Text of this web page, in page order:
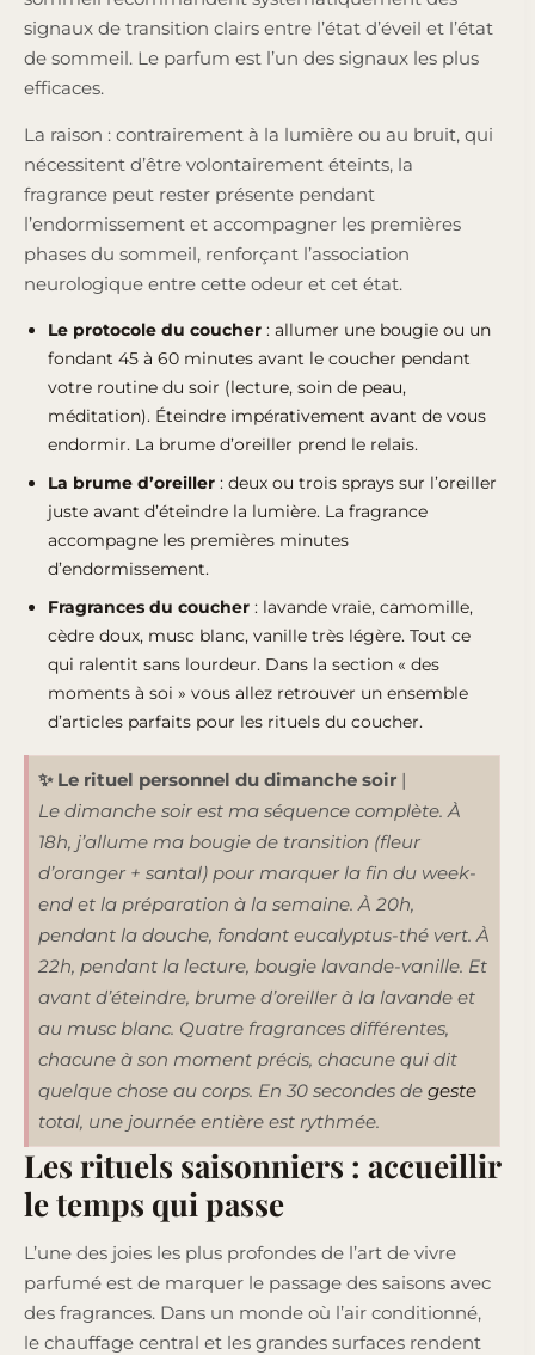
signaux de transition clairs entre l’état d’éveil et l’état
de sommeil. Le parfum est l’un des signaux les plus
efficaces.
La raison : contrairement à la lumière ou au bruit, qui
nécessitent d’être volontairement éteints, la
fragrance peut rester présente pendant
l’endormissement et accompagner les premières
phases du sommeil, renforçant l’association
neurologique entre cette odeur et cet état.
Le protocole du coucher : allumer une bougie ou un
fondant 45 à 60 minutes avant le coucher pendant
votre routine du soir (lecture, soin de peau,
méditation). Éteindre impérativement avant de vous
endormir. La brume d’oreiller prend le relais.
La brume d’oreiller : deux ou trois sprays sur l’oreiller
juste avant d’éteindre la lumière. La fragrance
accompagne les premières minutes
d’endormissement.
Fragrances du coucher : lavande vraie, camomille,
cèdre doux, musc blanc, vanille très légère. Tout ce
qui ralentit sans lourdeur. Dans la section « des
moments à soi » vous allez retrouver un ensemble
d’articles parfaits pour les rituels du coucher.
✨ Le rituel personnel du dimanche soir|
Le dimanche soir est ma séquence complète. À
18h, j’allume ma bougie de transition (fleur
d’oranger + santal) pour marquer la fin du week-
end et la préparation à la semaine. À 20h,
pendant la douche, fondant eucalyptus-thé vert. À
22h, pendant la lecture, bougie lavande-vanille. Et
avant d’éteindre, brume d’oreiller à la lavande et
au musc blanc. Quatre fragrances différentes,
chacune à son moment précis, chacune qui dit
quelque chose au corps. En 30 secondes de geste
total, une journée entière est rythmée.
Les rituels saisonniers : accueillir
le temps qui passe
L’une des joies les plus profondes de l’art de vivre
parfumé est de marquer le passage des saisons avec
des fragrances. Dans un monde où l’air conditionné,
le chauffage central et les grandes surfaces rendent